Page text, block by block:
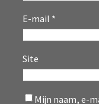
E-mail *
Site
Mijn naam, e-